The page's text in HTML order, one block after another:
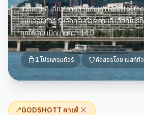
ทัวร์เกาหลี เที่ยวเกาหลี ไปกับเรา
แบบจอยทัวร์ รับจัดกรุ๊ปทัวร์เกาหลี เลือกโปรไ
ถูกได้เลย เปิดนานกว่า 14 ปี
1 โปรแกรมทัวร์ คัดสรรโดย เบสท์ทั
📍GODSHOTT คาเฟ่